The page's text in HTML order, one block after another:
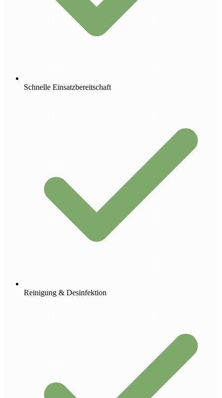
Schnelle Einsatzbereitschaft
Reinigung & Desinfektion